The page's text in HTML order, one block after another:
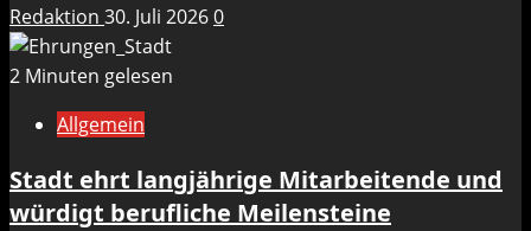
Redaktion 30. Juli 20260
2 Minuten gelesen
Allgemein
Stadt ehrt langjährige Mitarbeitende und
würdigt berufliche Meilensteine